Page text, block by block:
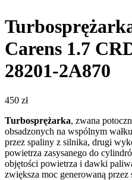
Carens 1.7
28201-2A870
450 zł
Turbosprężarka, zwana
obsadzonych na wspólnym
przez spaliny z silnika, drugi
powietrza zasysanego do
objętości powietrza i dawki
zwiększa moc generowaną przez